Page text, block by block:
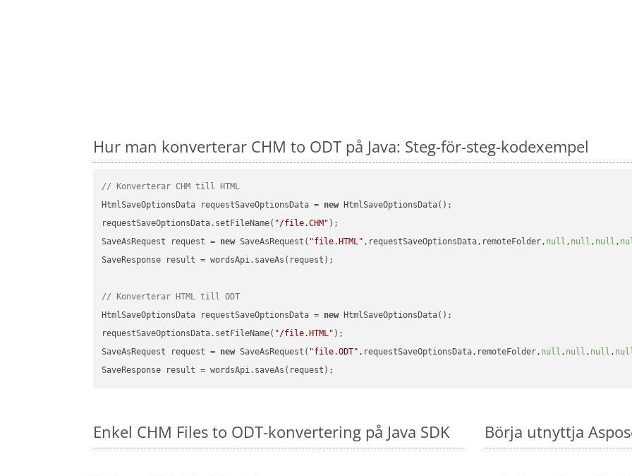
Hur man konverterar CHM to ODT på Java: Steg-för-steg-kodexempel
// Konverterar CHM till HTML
HtmlSaveOptionsData requestSaveOptionsData = new HtmlSaveOptionsData();
requestSaveOptionsData.setFileName( "/file.CHM" );
SaveAsRequest request = new SaveAsRequest( "file.HTML" ,requestSaveOptionsData,remoteFolder, null , null , null ,
SaveResponse result = wordsApi.saveAs(request);
// Konverterar HTML till ODT
HtmlSaveOptionsData requestSaveOptionsData = new HtmlSaveOptionsData();
requestSaveOptionsData.setFileName( "/file.HTML" );
SaveAsRequest request = new SaveAsRequest( "file.ODT" ,requestSaveOptionsData,remoteFolder, null , null , null ,
Enkel CHM Files to ODT-konvertering på Java SDK Börja utnyttja